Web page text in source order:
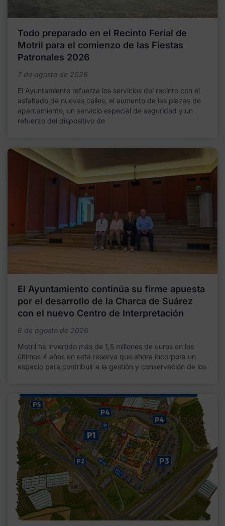
Todo preparado en el Recinto Ferial de
Motril para el comienzo de las Fiestas
Patronales 2026
7 de agosto de 2026
El Ayuntamiento refuerza los servicios del recinto con el
asfaltado de nuevas calles, el aumento de las plazas de
aparcamiento, un servicio especial de seguridad y un
refuerzo del dispositivo de
El Ayuntamiento continúa su firme apuesta
por el desarrollo de la Charca de Suárez
con el nuevo Centro de Interpretación
6 de agosto de 2026
Motril ha invertido más de 1,5 millones de euros en los
últimos 4 años en esta reserva que ahora incorpora un
espacio para contribuir a la gestión y conservación de los